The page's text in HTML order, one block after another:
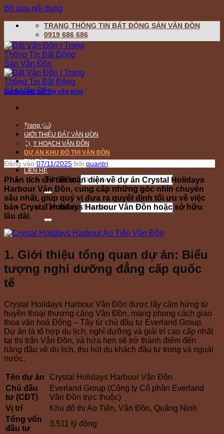
Bỏ qua nội dung
TRANG THÔNG TIN BẤT ĐỘNG SẢN VÂN ĐỒN
0919 686 686
Trang chủ
GIỚI THIỆU ĐẤT VÂN ĐỒN
QUY HOẠCH VÂN ĐỒN
DỰ ÁN KHU ĐÔ THỊ VÂN ĐỒN
TIN TỨC
LIÊN HỆ
Tìm kiếm:
Tìm kiếm:
DỰ ÁN KHU ĐÔ THỊ VÂN ĐỒN
Bán Crystal Holidays Harbour Vân
Đồn – Cơ hội đầu tư sinh lời bền
vững
Đăng vào 07/11/2025 bởi quantri
Phân tích chi tiết toàn diện về dự án Crystal Holidays
Harbour Vân Đồn, cung cấp những góc nhìn chuyên
sâu nhất, giúp quý vị đưa ra quyết định tối ưu về việc
bán Crystal Holidays Harbour Vân Đồn hoặc sở hữu
lâu dài.
1. Giới thiệu tổng quan dự án: Biểu
tượng nghỉ dưỡng đẳng cấp quốc
tế
Crystal Holidays Harbour Vân Đồn được lấy cảm hứng từ
huyền thoại thương cảng Vân Đồn, mang phong cách giao
thoa văn hoá Đông – Tây từ chủ đầu tư Everland Group.
Dự án là tổ hợp du lịch, nghỉ dưỡng và giải trí cao cấp nhất
tại thị trấn Vân Đồn, và hứa hẹn sẽ trở thành điểm đến
hàng đầu về du lịch, thu hút du khách đầu tư trong và ngoài
nước.
Tên dự án
Crystal Holidays Harbour Vân Đồn
Chủ đầu
tư (CĐT)
Everland Group (Công ty Cổ phần Everland
Vân Đồn trực thuộc)
Vị trí
Khu đô thị Ao Tiên, Vân Đồn, Quảng Ninh
Tổng vốn
đầu tư
3.511 tỷ đồng